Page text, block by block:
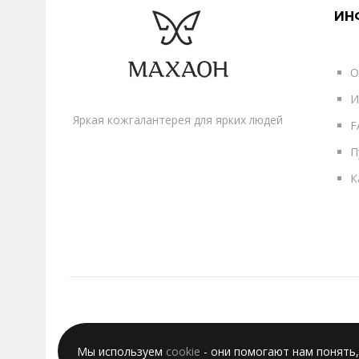
Яркая кожгалантерея для ярких людей
Мы используем cookie - они помогают нам